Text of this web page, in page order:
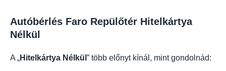
Autóbérlés Faro Repülőtér Hitelkártya
Nélkül
A „Hitelkártya Nélkül ” több előnyt kínál, mint gondolnád: